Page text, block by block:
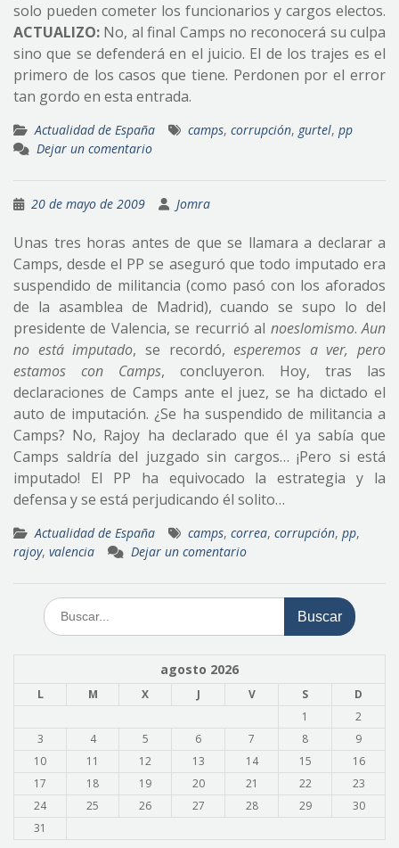
solo pueden cometer los funcionarios y cargos electos.
ACTUALIZO: No, al final Camps no reconocerá su culpa
sino que se defenderá en el juicio. El de los trajes es el
primero de los casos que tiene. Perdonen por el error
tan gordo en esta entrada.
Actualidad de España camps, corrupción, gurtel, pp
Dejar un comentario
20 de mayo de 2009 Jomra
Unas tres horas antes de que se llamara a declarar a
Camps, desde el PP se aseguró que todo imputado era
suspendido de militancia (como pasó con los aforados
de la asamblea de Madrid), cuando se supo lo del
presidente de Valencia, se recurrió al noeslomismo.Aun
no está imputado, se recordó,esperemos a ver, pero
estamos con Camps, concluyeron. Hoy, tras las
declaraciones de Camps ante el juez, se ha dictado el
auto de imputación. ¿Se ha suspendido de militancia a
Camps? No, Rajoy ha declarado que él ya sabía que
Camps saldría del juzgado sin cargos… ¡Pero si está
imputado! El PP ha equivocado la estrategia y la
defensa y se está perjudicando él solito…
Actualidad de España camps, correa, corrupción, pp,
rajoy, valencia Dejar un comentario
Buscar:
agosto 2026
L M X J V S
D
1
2
3
4 5 6 7 8
9
10
11 12 13 14 15
16
17
18 19 20 21 22
23
24
25 26 27 28 29
30
31